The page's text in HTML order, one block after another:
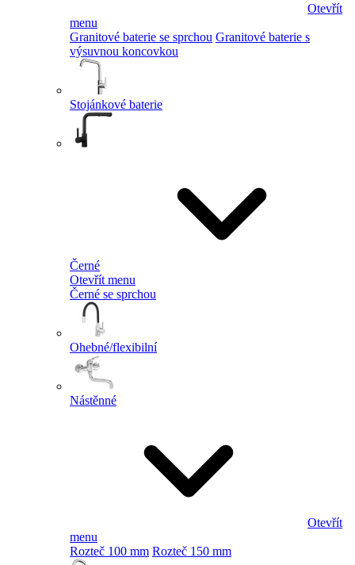
Otevřít
menu
Granitové baterie se sprchou Granitové baterie s
výsuvnou koncovkou
Stojánkové baterie
Černé
Otevřít menu
Černé se sprchou
Ohebné/flexibilní
Nástěnné
Otevřít
menu
Rozteč 100 mm Rozteč 150 mm